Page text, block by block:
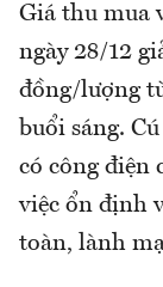
Giá thu mua
ngày 28/12
đồng/lượng
buổi sáng.
có công điện
việc ổn định
toàn, lành